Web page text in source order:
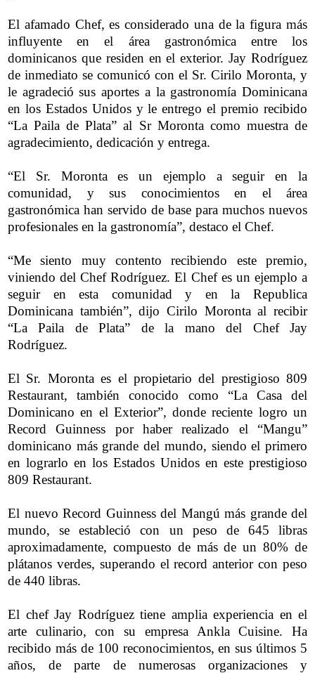
El afamado Chef, es considerado una de la figura más
influyente en el área gastronómica entre los
dominicanos que residen en el exterior. Jay Rodríguez
de inmediato se comunicó con el Sr. Cirilo Moronta, y
le agradeció sus aportes a la gastronomía Dominicana
en los Estados Unidos y le entrego el premio recibido
“La Paila de Plata” al Sr Moronta como muestra de
agradecimiento, dedicación y entrega.
“El Sr. Moronta es un ejemplo a seguir en la
comunidad, y sus conocimientos en el área
gastronómica han servido de base para muchos nuevos
profesionales en la gastronomía”, destaco el Chef.
“Me siento muy contento recibiendo este premio,
viniendo del Chef Rodríguez. El Chef es un ejemplo a
seguir en esta comunidad y en la Republica
Dominicana también”, dijo Cirilo Moronta al recibir
“La Paila de Plata” de la mano del Chef Jay
Rodríguez.
El Sr. Moronta es el propietario del prestigioso 809
Restaurant, también conocido como “La Casa del
Dominicano en el Exterior”, donde reciente logro un
Record Guinness por haber realizado el “Mangu”
dominicano más grande del mundo, siendo el primero
en lograrlo en los Estados Unidos en este prestigioso
809 Restaurant.
El nuevo Record Guinness del Mangú más grande del
mundo, se estableció con un peso de 645 libras
aproximadamente, compuesto de más de un 80% de
plátanos verdes, superando el record anterior con peso
de 440 libras.
El chef Jay Rodríguez tiene amplia experiencia en el
arte culinario, con su empresa Ankla Cuisine. Ha
recibido más de 100 reconocimientos, en sus últimos 5
años, de parte de numerosas organizaciones y